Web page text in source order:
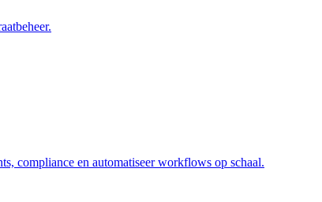
compliance en automatiseer workflows op schaal.